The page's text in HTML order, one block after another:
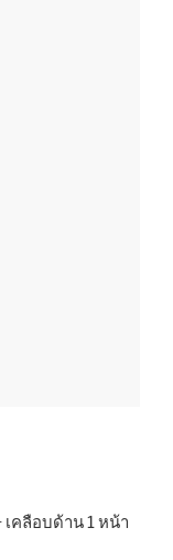
เคลือบด้าน 1 หน้า